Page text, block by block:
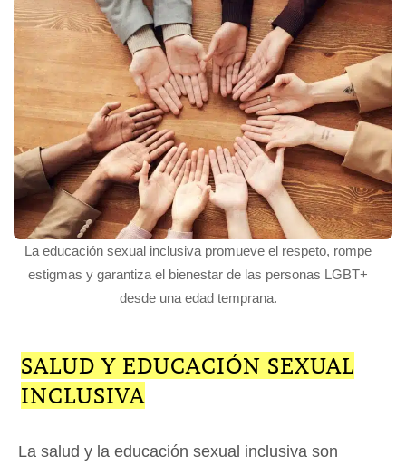
La educación sexual inclusiva promueve el respeto, rompe
estigmas y garantiza el bienestar de las personas LGBT+
desde una edad temprana.
SALUD Y EDUCACIÓN SEXUAL
INCLUSIVA
La salud y la educación sexual inclusiva son